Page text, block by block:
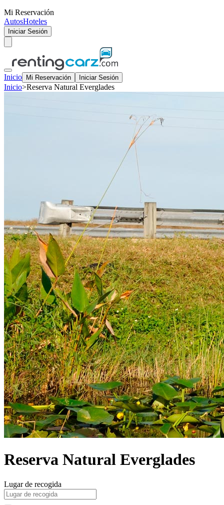
Mi Reservación
AutosHoteles
Iniciar Sesión
Inicio Mi Reservación Iniciar Sesión
Inicio>Reserva Natural Everglades
Reserva Natural Everglades
Lugar de recogida